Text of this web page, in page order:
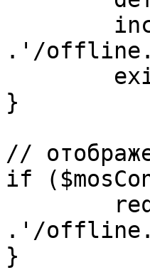
.'/
}
//
if
.'/
}